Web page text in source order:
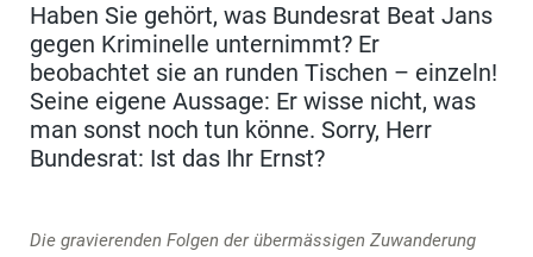
Haben Sie gehört, was Bundesrat Beat Jans
gegen Kriminelle unternimmt? Er
beobachtet sie an runden Tischen – einzeln!
Seine eigene Aussage: Er wisse nicht, was
man sonst noch tun könne. Sorry, Herr
Bundesrat: Ist das Ihr Ernst?
Die gravierenden Folgen der übermässigen Zuwanderung